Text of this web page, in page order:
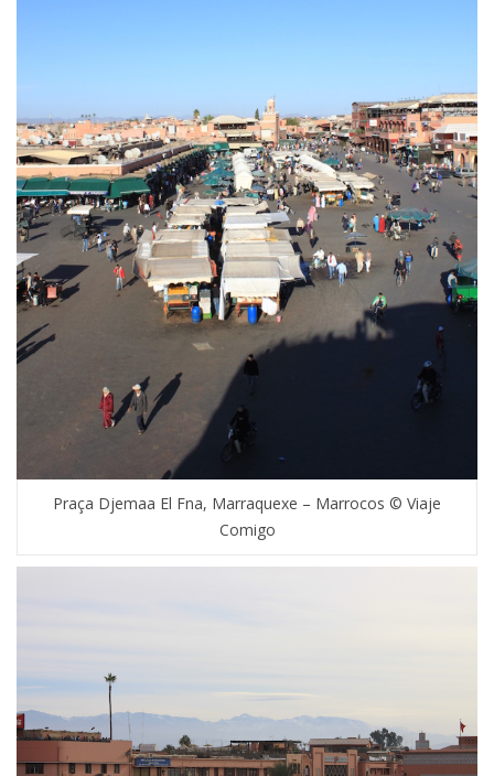
Praça Djemaa El Fna, Marraquexe – Marrocos © Viaje
Comigo